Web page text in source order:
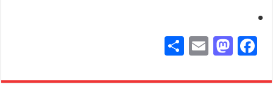
Fa
bo
M
to
E
ail
re